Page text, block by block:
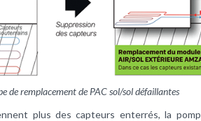
de remplacement de PAC sol/sol défaillantes
plus des capteurs enterrés, la